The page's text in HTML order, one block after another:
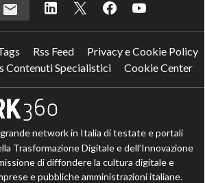
Rss Feed
Privacy e Cookie Policy
Contenuti Specialistici
Cookie Center
network in Italia di testate e portali
Trasformazione Digitale e dell’Innovazione
di diffondere la cultura digitale e
e pubbliche amministrazioni italiane.